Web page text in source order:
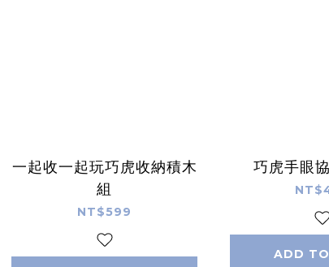
一起收一起玩巧虎收納積木
組
NT$599
巧虎手眼
ADD